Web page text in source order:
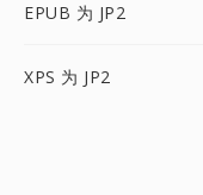
EPUB 为 JP2
XPS 为 JP2